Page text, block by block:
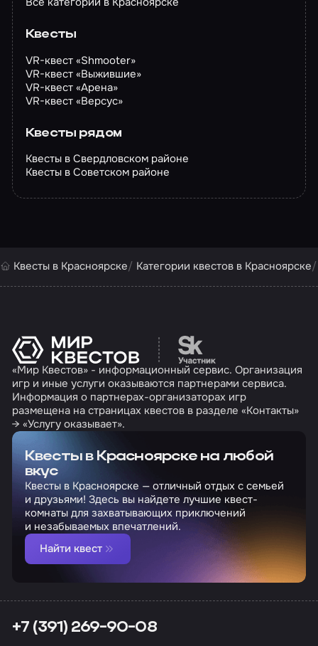
Квесты
VR-квест «Shmooter»
VR-квест «Выжившие»
VR-квест «Арена»
VR-квест «Версус»
Квесты рядом
Квесты в Свердловском районе
Квесты в Советском районе
Квесты в Красноярске Категории квестов в Красноярске
Перейти на сайт
«Мир Квестов» - информационный сервис. Организация
игр и иные услуги оказываются партнерами сервиса.
Информация о партнерах-организаторах игр
размещена на страницах квестов в разделе «Контакты»
→ «Услугу оказывает».
Квесты в Красноярске на любой
вкус
Квесты в Красноярске — отличный отдых с семьей
и друзьями! Здесь вы найдете лучшие квест-
комнаты для захватывающих приключений
и незабываемых впечатлений.
Найти квест
+7 (391) 269-90-08